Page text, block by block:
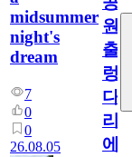
midsummer
night's
dream
7
0
0
26.08.05
원
출
렁
다
리
에